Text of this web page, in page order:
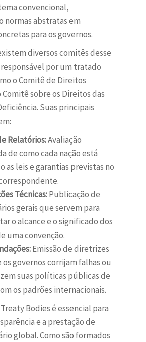
convencional,
normas abstratas em
para os governos.
diversos comitês desse
por um tratado
o Comitê de Direitos
Comitê sobre os Direitos das
Suas principais
Relatórios:Avaliação
de como cada nação está
as leis e garantias previstas no
Técnicas:Publicação de
gerais que servem para
o alcance e o significado dos
uma convenção.
Emissão de diretrizes
os governos corrijam falhas ou
suas políticas públicas de
os padrões internacionais.
Bodies é essencial para
e a prestação de
global. Como são formados